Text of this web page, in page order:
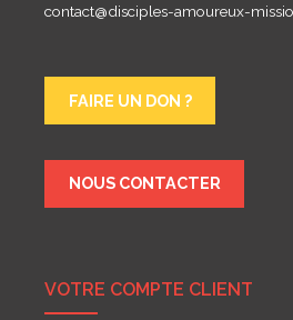
contact@disciples-amoureux-
FAIRE UN DON ?
NOUS CONTACTER
VOTRE COMPTE CLIENT